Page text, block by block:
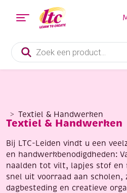
Producten
zoeken
Textiel & Handwerken
Textiel & Handwerken
Bij LTC-Leiden vindt u een
en handwerkbenodigdheden:
naalden tot vilt, lapjes stof en
snel uit voorraad aan scholen,
dagbesteding en creatieve